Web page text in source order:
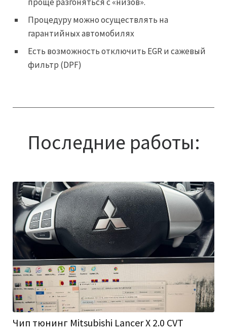
Процедуру можно осуществлять на
гарантийных автомобилях
Есть возможность отключить EGR и сажевый
фильтр (DPF)
Последние работы:
Чип тюнинг Mitsubishi Lancer X 2.0 CVT